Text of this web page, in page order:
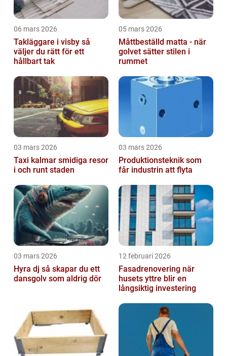
06 mars 2026
Takläggare i visby så
väljer du rätt för ett
hållbart tak
05 mars 2026
Måttbeställd matta - när
golvet sätter stilen i
rummet
03 mars 2026
Taxi kalmar smidiga resor
i och runt staden
03 mars 2026
Produktionsteknik som
får industrin att flyta
03 mars 2026
Hyra dj så skapar du ett
dansgolv som aldrig dör
12 februari 2026
Fasadrenovering när
husets yttre blir en
långsiktig investering